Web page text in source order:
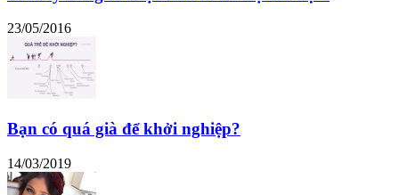
23/05/2016
Bạn có quá già để khởi nghiệp?
14/03/2019